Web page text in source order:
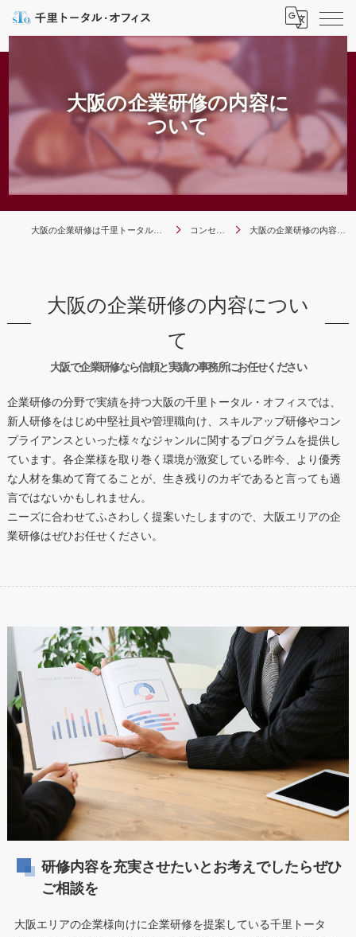
大阪の企業研修の内容に
ついて
大阪の企業研修は千里トータル・オフィス コンセプト 大阪の企業研修の内容について
大阪で企業研修なら信頼と実績の事務所にお任せください
大阪の企業研修の内容につい
て
企業研修の分野で実績を持つ大阪の千里トータル・オフィスでは、
新人研修をはじめ中堅社員や管理職向け、スキルアップ研修やコン
プライアンスといった様々なジャンルに関するプログラムを提供し
ています。各企業様を取り巻く環境が激変している昨今、より優秀
な人材を集めて育てることが、生き残りのカギであると言っても過
言ではないかもしれません。
ニーズに合わせてふさわしく提案いたしますので、大阪エリアの企
業研修はぜひお任せください。
研修内容を充実させたいとお考えでしたらぜひ
ご相談を
大阪エリアの企業様向けに企業研修を提案している千里トータ